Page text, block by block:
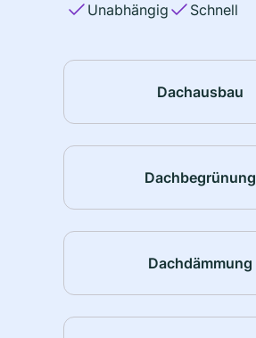
Unabhängig
Schnell
Dachausbau
Dachbegrünung
Dachdämmung